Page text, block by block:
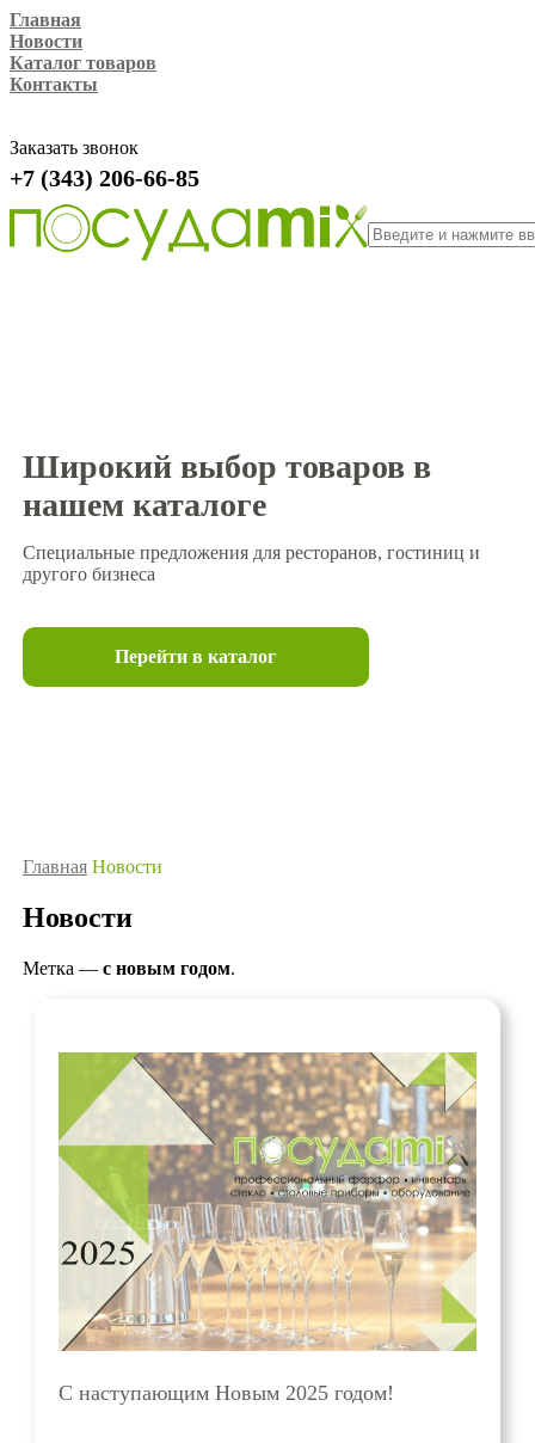
Главная
Новости
Каталог товаров
Контакты
Заказать звонок
+7 (343) 206-66-85
Широкий выбор товаров в
нашем каталоге
Специальные предложения для ресторанов, гостиниц и
другого бизнеса
Перейти в каталог
Главная Новости
Новости
Метка — с новым годом.
С наступающим Новым 2025 годом!